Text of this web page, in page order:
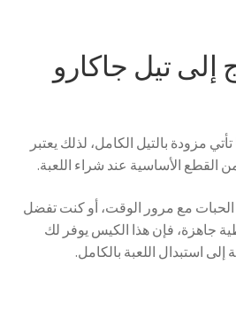
إلى تيل جاكارو
مزودة بالتيل الكامل، لذلك يعتبر
القطع الأساسية عند شراء اللعبة.
مع مرور الوقت، أو كنت تفضل
جاهزة، فإن هذا الكيس يوفر لك
استبدال اللعبة بالكامل.